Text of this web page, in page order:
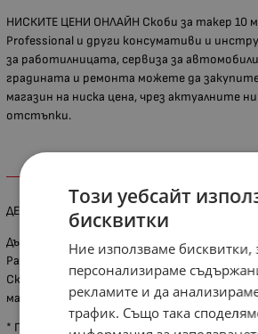
НИСКИТЕ ЦЕНИ ОНЛАЙН Скоби за такер 10
Professional и други консумативи и
за работилницата, сервиза за
градината и ремонта можете да
магазин на ниска цена, чрез актуалните
отстъпки.
ДЕТАЙЛИ ЗА ПРОДУКТА
Дължина 10 мм.
Разфасовка 1000 броя.
Скобите са универсален размер, подходящ
марка Topmaster.
* При някои артикули са възможни разлики
Този уебсайт
бисквитки
Ние използваме бисквитки,
персонализираме
рекламите и да
трафик. Също така